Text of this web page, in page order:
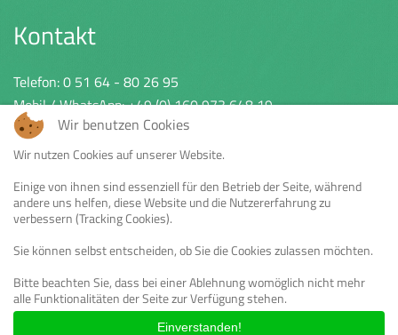
Kontakt
Telefon:0 51 64 - 80 26 95
Mobil / WhatsApp:+49 (0) 160 973 648 19
eMail: urlaub@campingplatz-ahlden.de
KONTAKT IMPRESSUM
ANFRAGE
Wir benutzen Cookies
Wir nutzen Cookies auf unserer Website.
Einige von ihnen sind essenziell für den Betrieb der Seite, während
andere uns helfen, diese Website und die Nutzererfahrung zu
verbessern (Tracking Cookies).
Sie können selbst entscheiden, ob Sie die Cookies zulassen möchten.
Bitte beachten Sie, dass bei einer Ablehnung womöglich nicht mehr
alle Funktionalitäten der Seite zur Verfügung stehen.
Einverstanden!